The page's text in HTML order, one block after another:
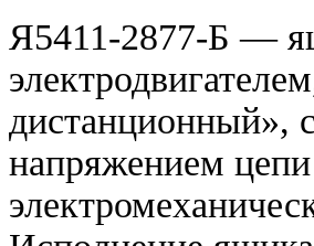
Я5411-2877-Б —
дистанционный»,
напряжением